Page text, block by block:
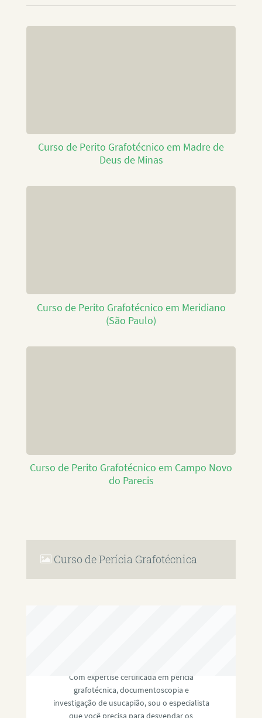
Curso de Perito Grafotécnico em Madre de
Deus de Minas
Curso de Perito Grafotécnico em Meridiano
(São Paulo)
Curso de Perito Grafotécnico em Campo Novo
do Parecis
Curso de Perícia Grafotécnica
Com expertise certificada em perícia
grafotécnica, documentoscopia e
investigação de usucapião, sou o especialista
que você precisa para desvendar os